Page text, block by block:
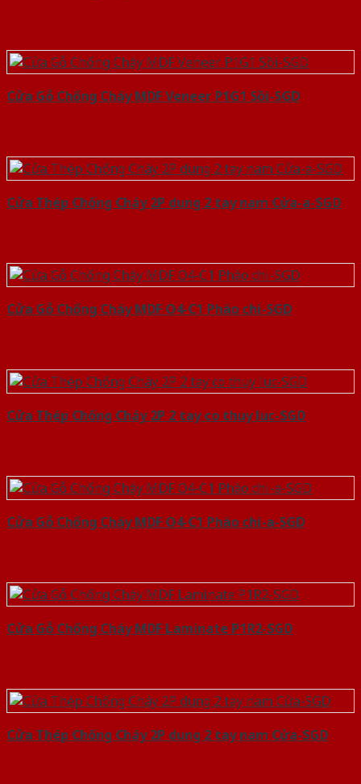
Cửa Gỗ Chống Cháy MDF Veneer P1G1 Sồi-SGD
Cửa Thép Chống Cháy 2P dung 2 tay nam Cửa-a-SGD
Cửa Gỗ Chống Cháy MDF O4-C1 Phào chi-SGD
Cửa Thép Chống Cháy 2P 2 tay co thuy luc-SGD
Cửa Gỗ Chống Cháy MDF O4-C1 Phào chi-a-SGD
Cửa Gỗ Chống Cháy MDF Laminate P1R2-SGD
Cửa Thép Chống Cháy 2P dung 2 tay nam Cửa-SGD